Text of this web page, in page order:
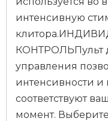
интенсивную
КОНТРОЛЬПульт
управления
интенсивности
соответствуют
момент.